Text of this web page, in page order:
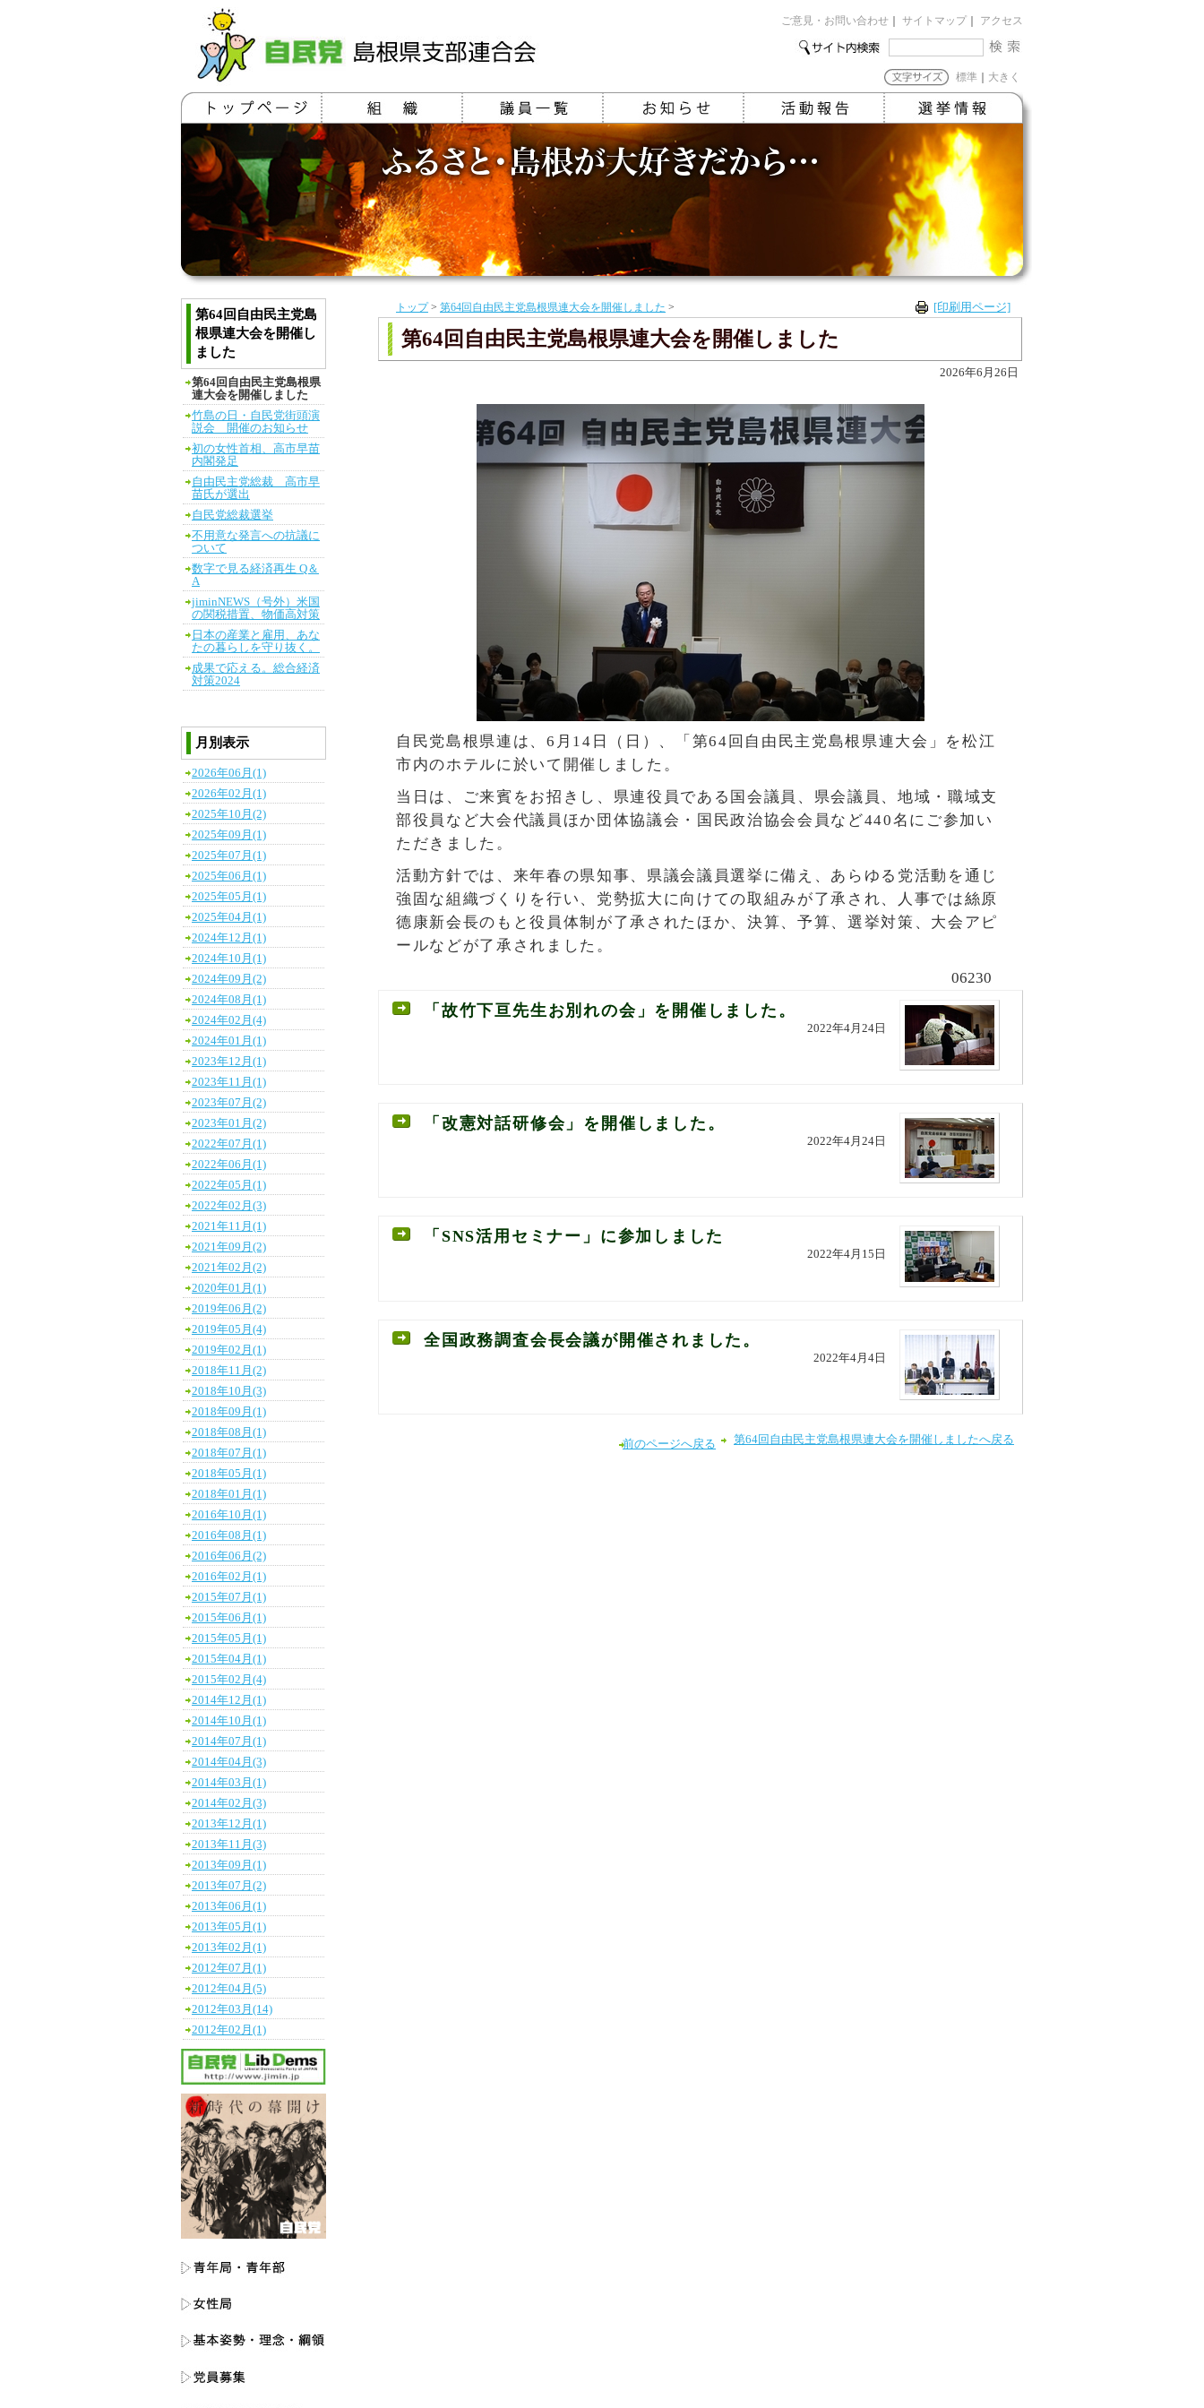
ご意見・お問い合わせ サイトマップ アクセス
標準 大きく
[印刷用ページ]
トップ> 第64回自由民主党島根県連大会を開催しました >
第64回自由民主党島根県連大会を開催しました
2026年6月26日
自民党島根県連は、6月14日（日）、「第64回自由民主党島根県連大会」を松江
市内のホテルに於いて開催しました。
当日は、ご来賓をお招きし、県連役員である国会議員、県会議員、地域・職域支
部役員など大会代議員ほか団体協議会・国民政治協会会員など440名にご参加い
ただきました。
活動方針では、来年春の県知事、県議会議員選挙に備え、あらゆる党活動を通じ
強固な組織づくりを行い、党勢拡大に向けての取組みが了承され、人事では絲原
德康新会長のもと役員体制が了承されたほか、決算、予算、選挙対策、大会アピ
ールなどが了承されました。
06230
「故竹下亘先生お別れの会」を開催しました。
2022年4月24日
「改憲対話研修会」を開催しました。
2022年4月24日
「SNS活用セミナー」に参加しました
2022年4月15日
全国政務調査会長会議が開催されました。
2022年4月4日
第64回自由民主党島根県連大会を開催しましたへ戻る
前のページへ戻る
第64回自由民主党島
根県連大会を開催し
ました
第64回自由民主党島根県
連大会を開催しました
竹島の日・自民党街頭演
説会 開催のお知らせ
初の女性首相、高市早苗
内閣発足
自由民主党総裁 高市早
苗氏が選出
自民党総裁選挙
不用意な発言への抗議に
ついて
数字で見る経済再生 Q＆
A
jiminNEWS（号外）米国
の関税措置、物価高対策
日本の産業と雇用、あな
たの暮らしを守り抜く。
成果で応える。総合経済
対策2024
月別表示
2026年06月(1)
2026年02月(1)
2025年10月(2)
2025年09月(1)
2025年07月(1)
2025年06月(1)
2025年05月(1)
2025年04月(1)
2024年12月(1)
2024年10月(1)
2024年09月(2)
2024年08月(1)
2024年02月(4)
2024年01月(1)
2023年12月(1)
2023年11月(1)
2023年07月(2)
2023年01月(2)
2022年07月(1)
2022年06月(1)
2022年05月(1)
2022年02月(3)
2021年11月(1)
2021年09月(2)
2021年02月(2)
2020年01月(1)
2019年06月(2)
2019年05月(4)
2019年02月(1)
2018年11月(2)
2018年10月(3)
2018年09月(1)
2018年08月(1)
2018年07月(1)
2018年05月(1)
2018年01月(1)
2016年10月(1)
2016年08月(1)
2016年06月(2)
2016年02月(1)
2015年07月(1)
2015年06月(1)
2015年05月(1)
2015年04月(1)
2015年02月(4)
2014年12月(1)
2014年10月(1)
2014年07月(1)
2014年04月(3)
2014年03月(1)
2014年02月(3)
2013年12月(1)
2013年11月(3)
2013年09月(1)
2013年07月(2)
2013年06月(1)
2013年05月(1)
2013年02月(1)
2012年07月(1)
2012年04月(5)
2012年03月(14)
2012年02月(1)